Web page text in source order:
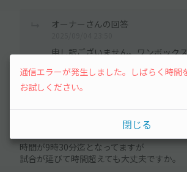
オーナーさんの回答
申し訳ございません。ワンボック
user_6b41f5さん
時間が9時30分迄となってますが
試合が延びて時間超えても大丈夫ですか。
通信エラーが発生しました。しばらく時間
お試しください。
閉じる